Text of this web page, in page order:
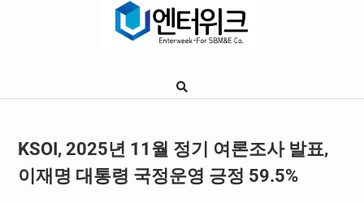
Google
KSOI, 2025년 11월 정기 여론조사 발표,
이재명 대통령 국정운영 긍정 59.5%